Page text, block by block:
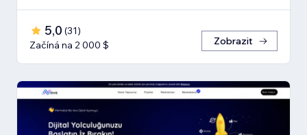
5,0 (31)
Začíná na 2 000 $
Zobrazit